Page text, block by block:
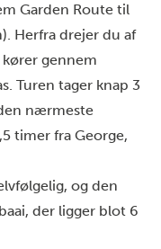
Garden Route til
Herfra drejer du af
gennem
Turen tager knap 3
nærmeste
timer fra George,
og den
der ligger blot 6